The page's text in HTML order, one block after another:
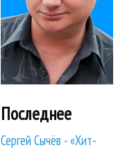
Последнее
Сергей Сычёв - «Хит-